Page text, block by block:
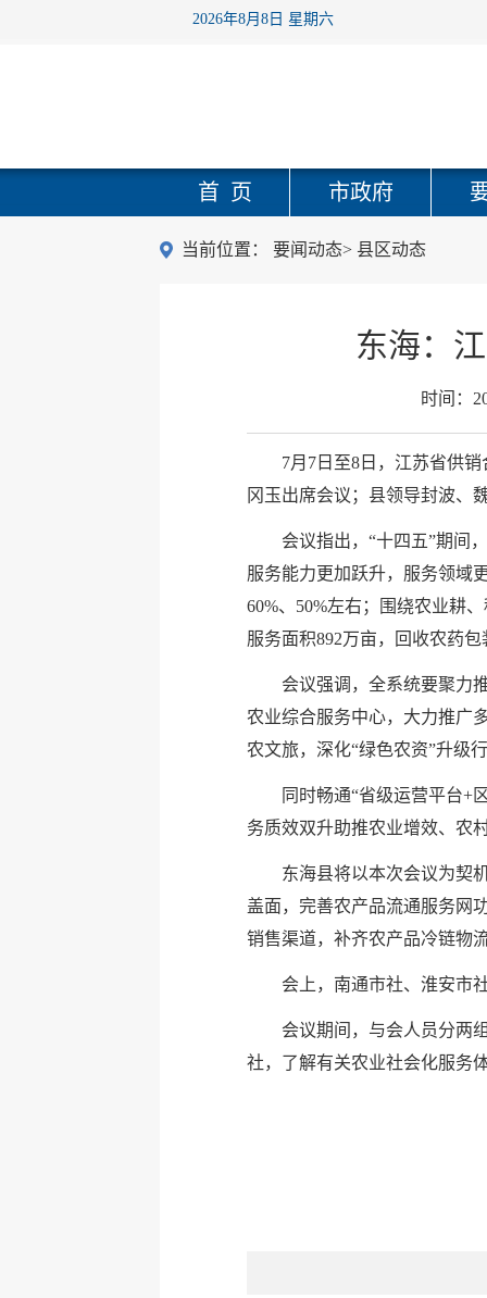
2026年8月8日 星期六
首 页 市政府
当前位置： 要闻动态> 县区动态
东海：
时间：
7月7日至8日，江苏省供
冈玉出席会议；县领导封波、
会议指出，“十四五”期间
服务能力更加跃升，服务领域
60%、50%左右；围绕农业耕
服务面积892万亩，回收农药
会议强调，全系统要聚力
农业综合服务中心，大力推广
农文旅，深化“绿色农资”升级
同时畅通“省级运营平台+
务质效双升助推农业增效、农
东海县将以本次会议为契
盖面，完善农产品流通服务网
销售渠道，补齐农产品冷链物
会上，南通市社、淮安市
会议期间，与会人员分两
社，了解有关农业社会化服务